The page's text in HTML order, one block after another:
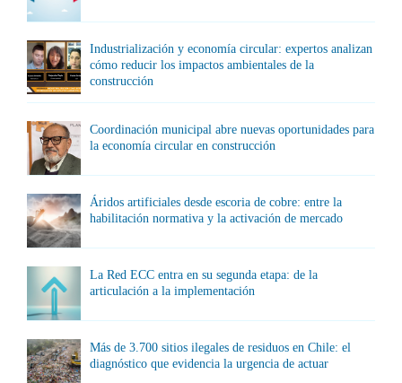
Industrialización y economía circular: expertos analizan
cómo reducir los impactos ambientales de la
construcción
Coordinación municipal abre nuevas oportunidades para
la economía circular en construcción
Áridos artificiales desde escoria de cobre: entre la
habilitación normativa y la activación de mercado
La Red ECC entra en su segunda etapa: de la
articulación a la implementación
Más de 3.700 sitios ilegales de residuos en Chile: el
diagnóstico que evidencia la urgencia de actuar